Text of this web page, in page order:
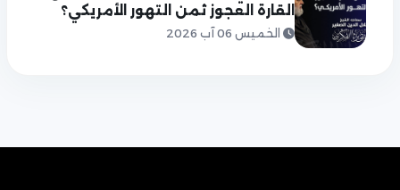
القارة العجوز ثمن التهور الأمريكي؟
الخميس 06 آب 2026